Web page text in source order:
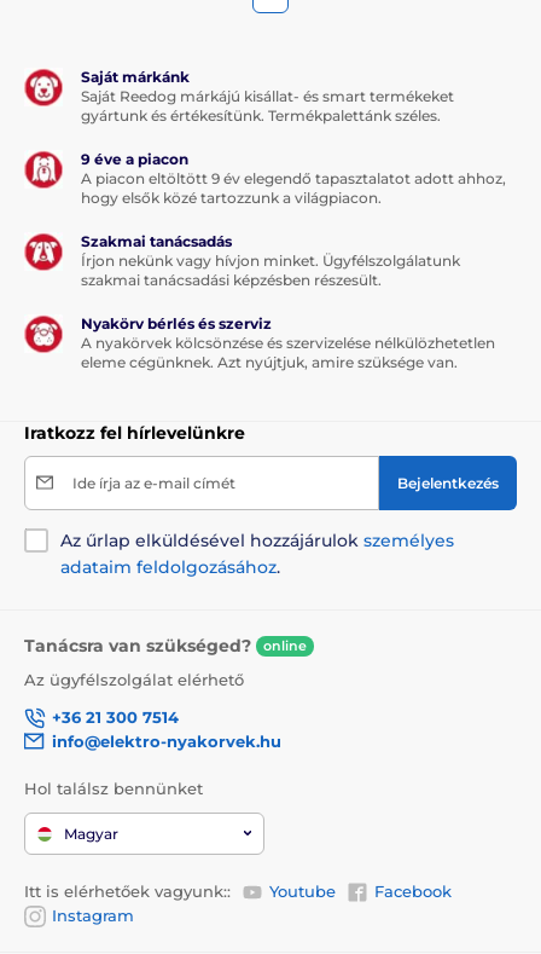
Saját márkánk
Saját Reedog márkájú kisállat- és smart termékeket
gyártunk és értékesítünk. Termékpalettánk széles.
9 éve a piacon
A piacon eltöltött 9 év elegendő tapasztalatot adott ahhoz,
hogy elsők közé tartozzunk a világpiacon.
Szakmai tanácsadás
Írjon nekünk vagy hívjon minket. Ügyfélszolgálatunk
szakmai tanácsadási képzésben részesült.
Nyakörv bérlés és szerviz
A nyakörvek kölcsönzése és szervizelése nélkülözhetetlen
eleme cégünknek. Azt nyújtjuk, amire szüksége van.
Iratkozz fel hírlevelünkre
Ide írja az e-mail címét Bejelentkezés
Az űrlap elküldésével hozzájárulok személyes
adataim feldolgozásához.
Tanácsra van szükséged? online
Az ügyfélszolgálat elérhető
+36 21 300 7514
info@elektro-nyakorvek.hu
Hol találsz bennünket
Magyar
Itt is elérhetőek vagyunk:: Youtube
Facebook
Instagram